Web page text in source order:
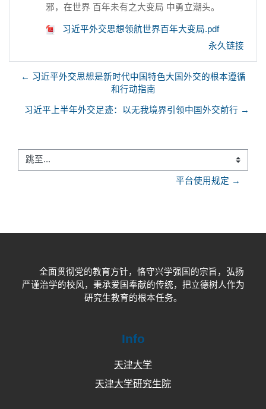
邪，在世界 百年未有之大变局 中勇立潮头。
习近平外交思想领航世界百年大变局.pdf
永久链接
← 习近平外交思想是新时代中国特色大国外交的根本遵循
和行动指南
习近平上半年外交足迹：以无我境界引领中国外交前行 →
跳至...
平台使用规定 →
全面贯彻党的教育方针，恪守兴学强国的宗旨，弘扬
严谨治学的校风，秉承爱国奉献的传统，把立德树人作为
研究生教育的根本任务。
Info
天津大学
天津大学研究生院